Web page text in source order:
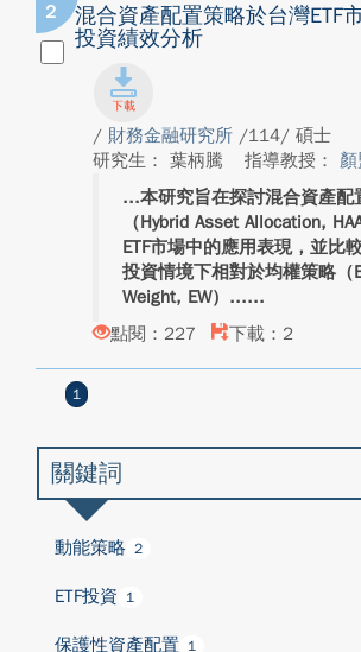
2
混合資產配置策略於台灣ETF
投資績效分析
/ 財務金融研究所 /114/ 碩士
研究生： 葉柄騰
指導教授：
本研究旨在探討混合資產配
（Hybrid Asset Allocation,
ETF市場中的應用表現，並比
投資情境下相對於均權策略（
Weight, EW）...
點閱：227
下載：2
1
關鍵詞
動能策略 2
ETF投資 1
保護性資產配置 1